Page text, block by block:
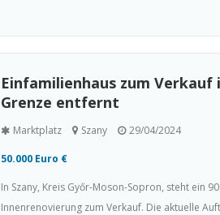
Einfamilienhaus zum Verkauf
Grenze entfernt
Marktplatz Szany 29/04/2024
50.000 Euro €
In Szany, Kreis Győr-Moson-Sopron, steht ein
Innenrenovierung zum Verkauf. Die aktuelle